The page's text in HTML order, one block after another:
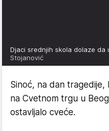
Djaci srednjih skola dolaze da
Stojanović
Sinoć, na dan tragedije,
na Cvetnom trgu u
ostavljalo cveće.